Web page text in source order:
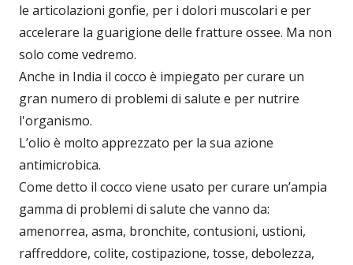
le articolazioni gonfie, per i dolori muscolari e per
accelerare la guarigione delle fratture ossee. Ma non
solo come vedremo.
Anche in India il cocco è impiegato per curare un
gran numero di problemi di salute e per nutrire
l'organismo.
L’olio è molto apprezzato per la sua azione
antimicrobica.
Come detto il cocco viene usato per curare un’ampia
gamma di problemi di salute che vanno da:
amenorrea, asma, bronchite, contusioni, ustioni,
raffreddore, colite, costipazione, tosse, debolezza,